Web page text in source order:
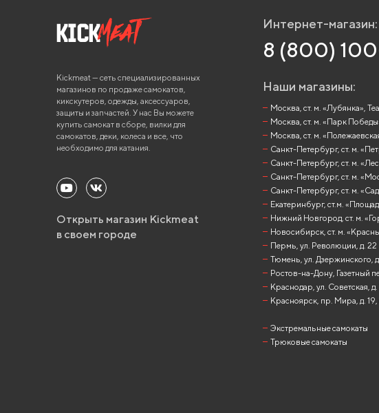
Kickmeat — сеть специализированных
магазинов по продаже самокатов,
кикскутеров, одежды, аксессуаров,
защиты и запчастей. У нас Вы можете
купить самокат в сборе, вилки для
самокатов, деки, колеса и все, что
необходимо для катания.
Открыть магазин Kickmeat
в своем городе
Интернет-магазин:
8 (800)
Наши магазины:
Москва, ст. м. «Лубянка»,
Москва, ст. м. «Парк
Москва, ст. м.
Санкт-Петербург, ст. м.
Санкт-Петербург, ст. м.
Санкт-Петербург, ст. м.
Санкт-Петербург, ст. м.
Екатеринбург, ст.м.
Нижний Новгород, ст. м.
Новосибирск, ст. м.
Пермь, ул. Революции, д. 22
Тюмень, ул. Дзержинского,
Ростов-на-Дону, Газетный
Краснодар, ул. Советская,
Красноярск, пр. Мира, д. 19,
Экстремальные самокаты
Трюковые самокаты